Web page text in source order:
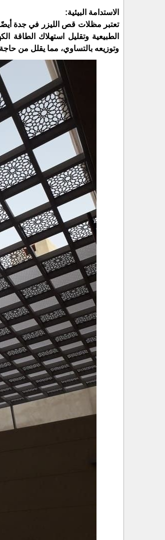
الاستدامة البيئية:
تعتبر مظلات قص الليزر في جدة
الطبيعية وتقليل استهلاك الطاقة
وتوزيعه بالتساوي، مما يقلل من حاجة